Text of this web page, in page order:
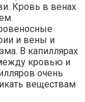
Кровь в венах
и вены и
В капиллярах
кровью и
очень
веществам